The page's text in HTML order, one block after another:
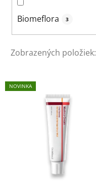
Biomeflora 3
Zobrazených položiek:
V
ý
NOVINKA